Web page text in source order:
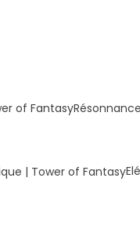
Résonnance